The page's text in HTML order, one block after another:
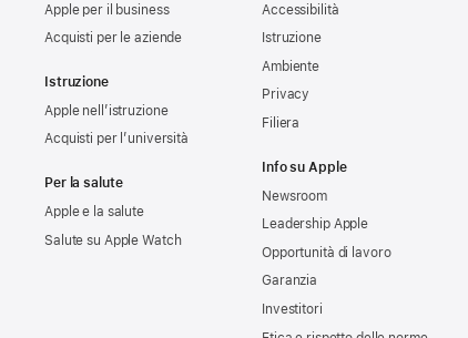
Apple per il business
Acquisti per le aziende
Istruzione
Apple nell’istruzione
Acquisti per l’università
Per la salute
Apple e la salute
Salute su Apple Watch
Accessibilità
Istruzione
Ambiente
Privacy
Filiera
Info su Apple
Newsroom
Leadership Apple
Opportunità di lavoro
Garanzia
Investitori